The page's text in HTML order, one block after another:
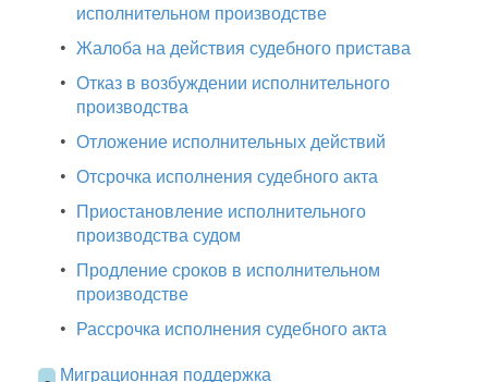
исполнительном производстве
• Жалоба на действия судебного пристава
• Отказ в возбуждении исполнительного
производства
• Отложение исполнительных действий
• Отсрочка исполнения судебного акта
• Приостановление исполнительного
производства судом
• Продление сроков в исполнительном
производстве
• Рассрочка исполнения судебного акта
Миграционная поддержка